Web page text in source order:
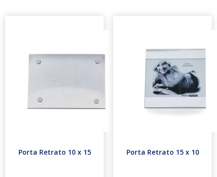
Porta Retrato 10 x 15 Porta Retrato 15 x 10